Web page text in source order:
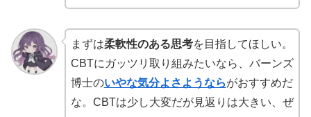
まずは柔軟性のある思考を目指してほしい。
CBTにガッツリ取り組みたいなら、バーンズ
博士のいやな気分よさようならがおすすめだ
な。CBTは少し大変だが見返りは大きい、ぜ